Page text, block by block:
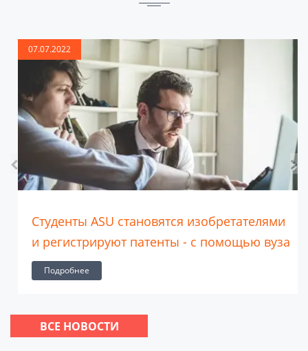
07.07.2022
Студенты ASU становятся изобретателями
и регистрируют патенты - с помощью вуза
Подробнее
ВСЕ НОВОСТИ